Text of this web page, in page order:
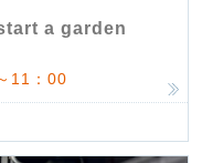
a garden
11：00